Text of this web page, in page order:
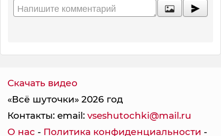
Скачать видео
«Всё шуточки» 2026 год
Контакты: email: vseshutochki@mail.ru
О нас - Политика конфиденциальности -